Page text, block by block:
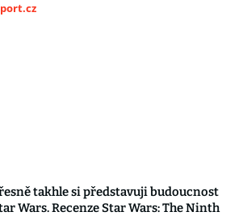
takhle si představuji budoucnost
Wars. Recenze Star Wars: The Ninth